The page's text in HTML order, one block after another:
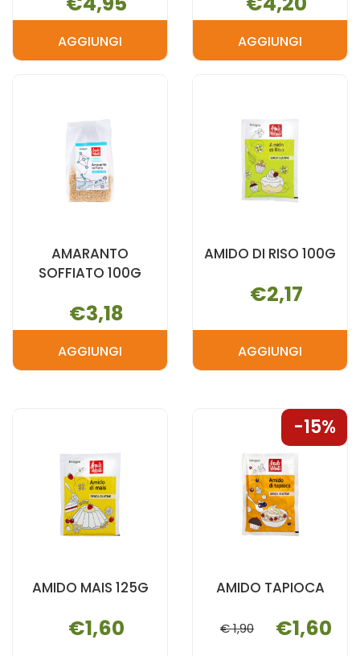
AGGIUNGIAGGIUNGI ALTRICEREALI
CARRELLO
AGGIUNGIAGGIUNGI
AMARANTO
SOFFIATO 100G
€3,18
AGGIUNGIAGGIUNGI AMARANTO
AMIDO DI RISO 100G
€2,17
AGGIUNGIAGGIUNGI
RISO
100G AL
CARRELLO
AMIDO MAIS 125G
€1,60
AMIDO TAPIOCA
15%
€ 1,90 €1,60